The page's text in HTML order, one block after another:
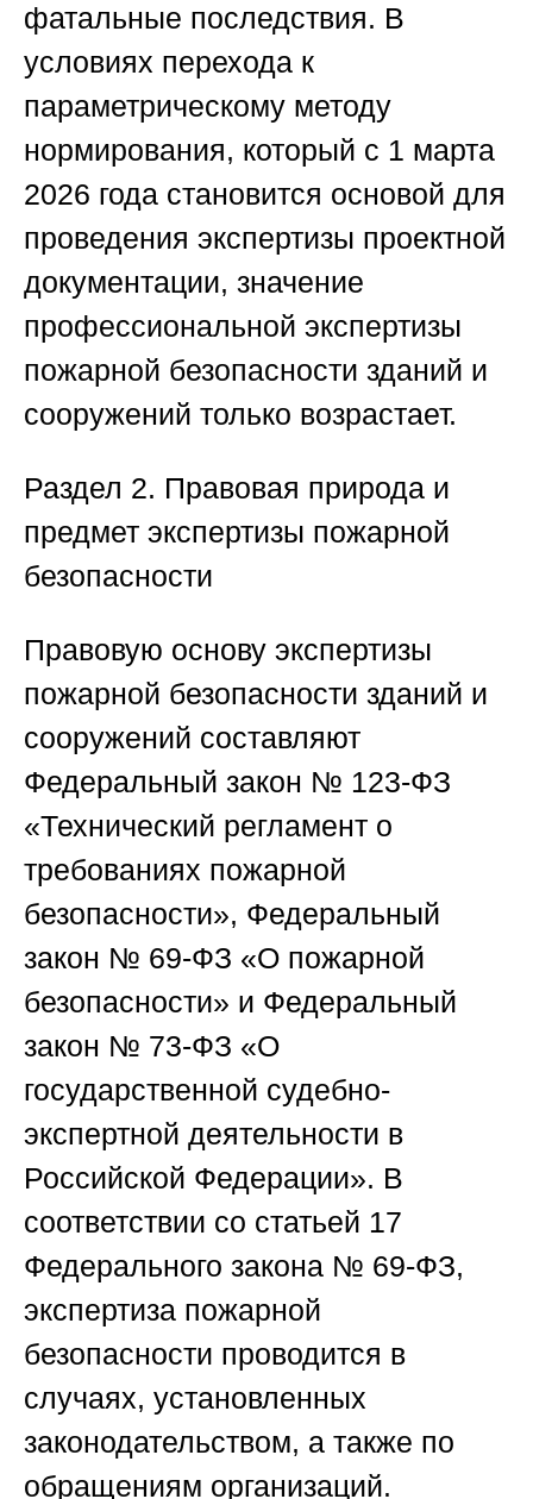
фатальные последствия. В
условиях перехода к
параметрическому методу
нормирования, который с 1 марта
2026 года становится основой для
проведения экспертизы проектной
документации, значение
профессиональной экспертизы
пожарной безопасности зданий и
сооружений только возрастает.
Раздел 2. Правовая природа и
предмет экспертизы пожарной
безопасности
Правовую основу экспертизы
пожарной безопасности зданий и
сооружений составляют
Федеральный закон № 123-ФЗ
«Технический регламент о
требованиях пожарной
безопасности», Федеральный
закон № 69-ФЗ «О пожарной
безопасности» и Федеральный
закон № 73-ФЗ «О
государственной судебно-
экспертной деятельности в
Российской Федерации». В
соответствии со статьей 17
Федерального закона № 69-ФЗ,
экспертиза пожарной
безопасности проводится в
случаях, установленных
законодательством, а также по
обращениям организаций.